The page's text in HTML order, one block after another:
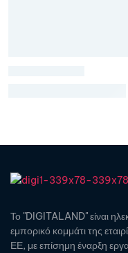
Το "DIGITALAND" είναι
εμπορικό κομμάτι της
ΕΕ, με επίσημη έναρξη